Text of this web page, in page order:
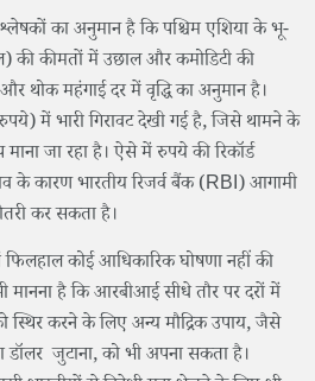
का अनुमान है कि पश्चिम एशिया के भू-
की कीमतों में उछाल और कमोडिटी की
थोक महंगाई दर में वृद्धि का अनुमान है।
में भारी गिरावट देखी गई है, जिसे थामने के
जा रहा है। ऐसे में रुपये की रिकॉर्ड
के कारण भारतीय रिजर्व बैंक (RBI) आगामी
कर सकता है।
कोई आधिकारिक घोषणा नहीं की
है कि आरबीआई सीधे तौर पर दरों में
स्थिर करने के लिए अन्य मौद्रिक उपाय, जैसे
डॉलर जुटाना, को भी अपना सकता है।